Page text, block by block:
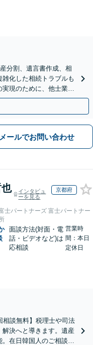
分割、遺言書作成、相
化した相続トラブルも
現のために、他士業と
メールでお問い合わせ
インタビュ
ーを見る
京都府
士パートナーズ 富士パートナー
面談方法(対面・電
話・ビデオなど)は
応相談
営業時
間：本日
定休日
相談無料】税理士や司法
決へと導きます。遺産
在日韓国人のご相談も